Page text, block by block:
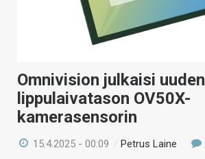
Omnivision julkaisi uuden
lippulaivatason OV50X-
kamerasensorin
15.4.2025 - 00:09 / Petrus Laine